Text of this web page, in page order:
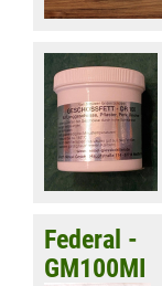
Federal -
GM100MI